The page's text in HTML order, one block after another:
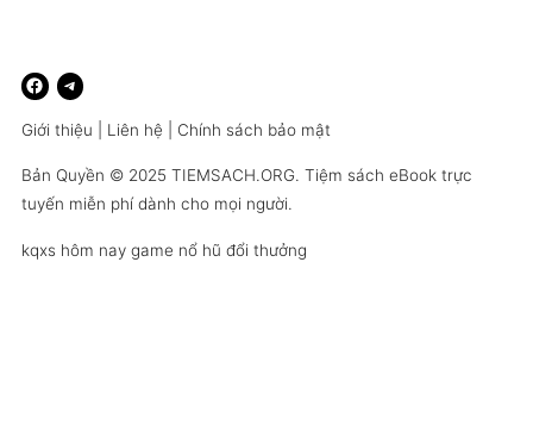
Giới thiệu Liên hệ Chính sách bảo mật
Bản Quyền © 2025 TIEMSACH.ORG. Tiệm sách eBook trực
tuyến miễn phí dành cho mọi người.
kqxs hôm nay game nổ hũ đổi thưởng